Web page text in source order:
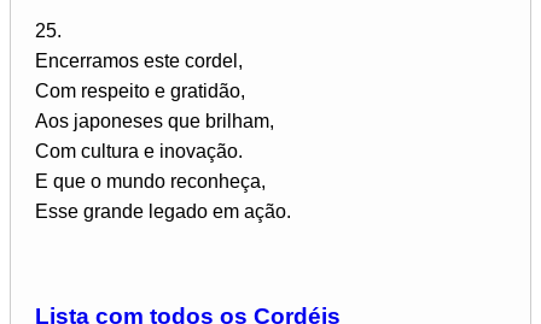
25.
Encerramos este cordel,
Com respeito e gratidão,
Aos japoneses que brilham,
Com cultura e inovação.
E que o mundo reconheça,
Esse grande legado em ação.
Lista com todos os Cordéis